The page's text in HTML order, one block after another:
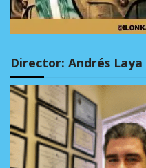
Director: Andrés Laya